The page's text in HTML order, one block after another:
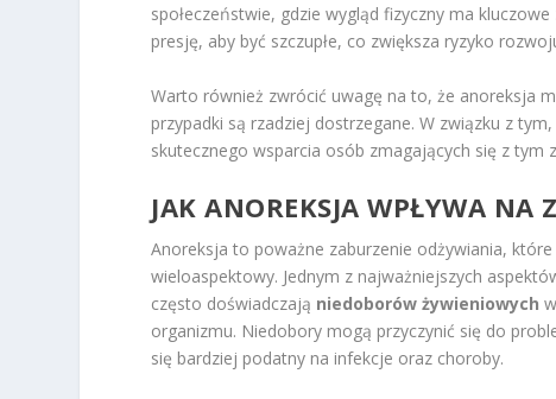
społeczeństwie, gdzie wygląd fizyczny ma
presję, aby być szczupłe, co zwiększa ryzyko
Warto również zwrócić uwagę na to, że anoreksja
przypadki są rzadziej dostrzegane. W związku z
skutecznego wsparcia osób zmagających się z tym
JAK ANOREKSJA WPŁYWA NA
Anoreksja to poważne zaburzenie odżywiania,
wieloaspektowy. Jednym z najważniejszych
często doświadczają niedoborów żywieniowych
organizmu. Niedobory mogą przyczynić się do
się bardziej podatny na infekcje oraz choroby.